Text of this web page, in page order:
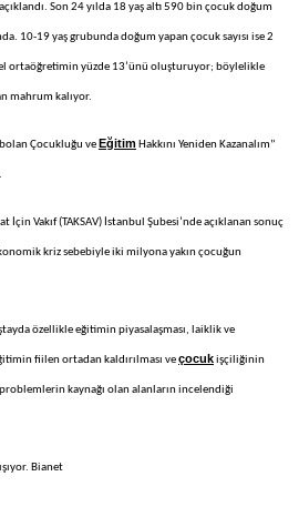
Son 24 yılda 18 yaş altı 590 bin çocuk doğum
10-19 yaş grubunda doğum yapan çocuk sayısı ise 2
ortaöğretimin yüzde 13’ünü oluşturuyor; böylelikle
mahrum kalıyor.
Çocukluğu ve EğitimHakkını Yeniden Kazanalım”
İçin Vakıf (TAKSAV) İstanbul Şubesi’nde açıklanan sonuç
kriz sebebiyle iki milyona yakın çocuğun
özellikle eğitimin piyasalaşması, laiklik ve
fiilen ortadan kaldırılması veçocukişçiliğinin
kaynağı olan alanların incelendiği
Bianet